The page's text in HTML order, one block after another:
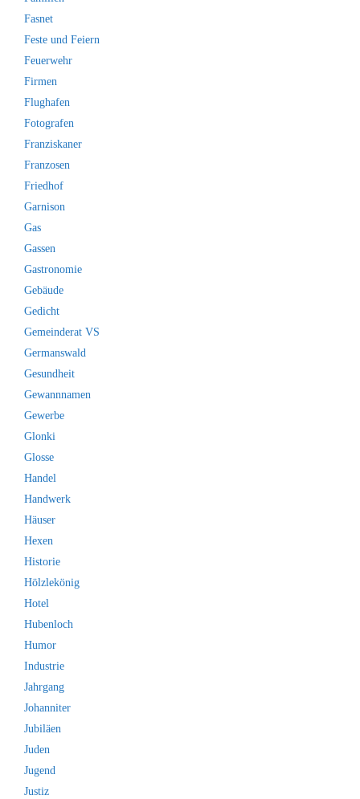
Fasnet
Feste und Feiern
Feuerwehr
Firmen
Flughafen
Fotografen
Franziskaner
Franzosen
Friedhof
Garnison
Gas
Gassen
Gastronomie
Gebäude
Gedicht
Gemeinderat VS
Germanswald
Gesundheit
Gewannnamen
Gewerbe
Glonki
Glosse
Handel
Handwerk
Häuser
Hexen
Historie
Hölzlekönig
Hotel
Hubenloch
Humor
Industrie
Jahrgang
Johanniter
Jubiläen
Juden
Jugend
Justiz